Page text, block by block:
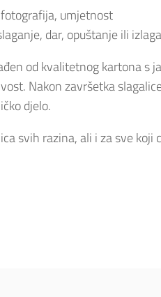
umjetnost
dar, opuštanje ili
od kvalitetnog kartona s
Nakon završetka
djelo.
svih razina, ali i za sve